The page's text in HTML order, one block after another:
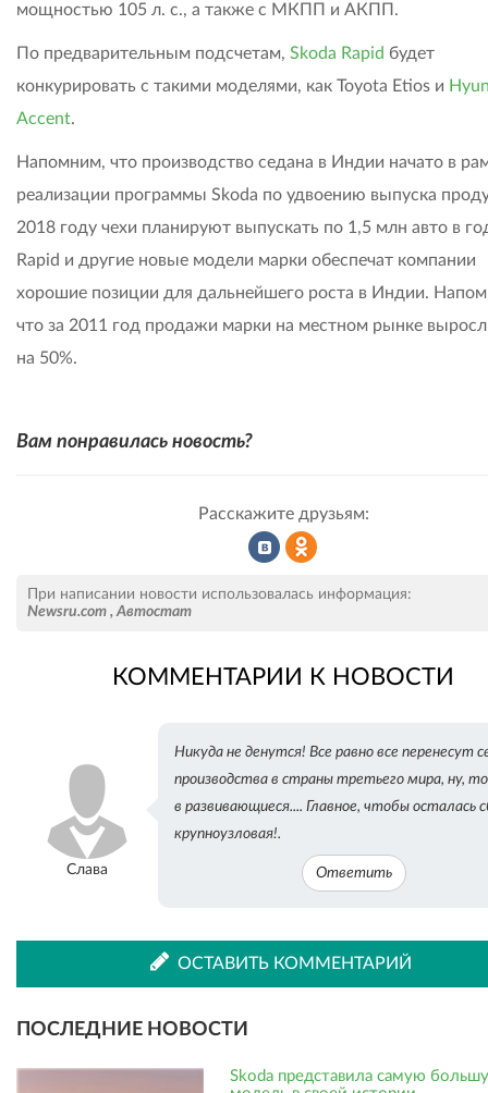
мощностью 105 л. с., а также с МКПП и АКПП.
По предварительным подсчетам, Skoda Rapid будет
конкурировать с такими моделями, как Toyota Etios и
Accent.
Напомним, что производство седана в Индии начато в
реализации программы Skoda по удвоению выпуска
2018 году чехи планируют выпускать по 1,5 млн авто в
Rapid и другие новые модели марки обеспечат компании
хорошие позиции для дальнейшего роста в Индии.
что за 2011 год продажи марки на местном рынке
на 50%.
Вам понравилась новость?
Расскажите друзьям:
во
ВКонтакте
Одноклассниках
При написании новости использовалась информация:
Newsru.com ,Автостат
КОММЕНТАРИИ К НОВОСТИ
Слава
Никуда не денутся! Все равно все перенесут
производства в страны третьего мира, ну,
в развивающиеся.... Главное, чтобы осталась
крупноузловая!.
Ответить
ОСТАВИТЬ КОММЕНТАРИЙ
ПОСЛЕДНИЕ НОВОСТИ
Skoda представила самую